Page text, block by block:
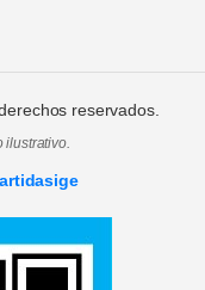
reservados.
ilustrativo.